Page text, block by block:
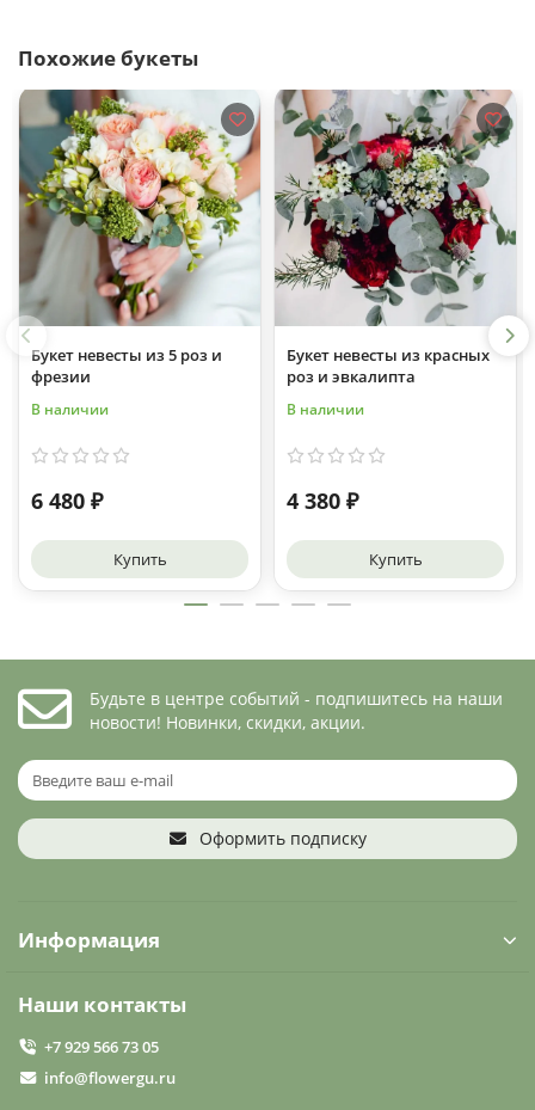
Похожие букеты
Букет невесты из 5 роз и
фрезии
В наличии
6 480 ₽
Купить
Букет невесты из красных
роз и эвкалипта
В наличии
4 380 ₽
Купить
Будьте в центре событий - подпишитесь на наши
новости! Новинки, скидки, акции.
Оформить подписку
Информация
Наши контакты
+7 929 566 73 05
info@flowergu.ru